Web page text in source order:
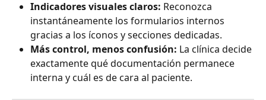
Indicadores visuales claros: Reconozca
instantáneamente los formularios internos
gracias a los íconos y secciones dedicadas.
Más control, menos confusión: La clínica decide
exactamente qué documentación permanece
interna y cuál es de cara al paciente.